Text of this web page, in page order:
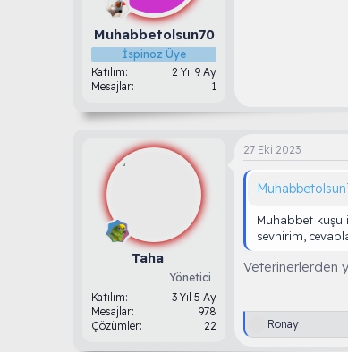
r
i
h
Muhabbetolsun70
İspinoz Üye
Katılım
2 Yıl 9 Ay
Mesajlar
1
Taha
Yönetici
Katılım
3 Yıl 5 Ay
Mesajlar
978
Çözümler
22
27 Eki 2023
Muhabbet kuşu
sevnirim,
Veterinerlerden
T
e
Ronay